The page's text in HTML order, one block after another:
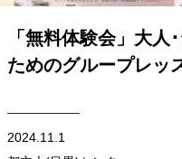
「無料体験会」大人
ためのグループレッ
2024.11.1